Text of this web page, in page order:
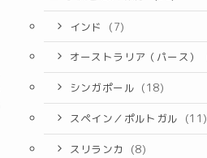
インド (7)
オーストラリア（パース）
シンガポール (18)
スペイン／ポルトガル (11)
スリランカ (8)